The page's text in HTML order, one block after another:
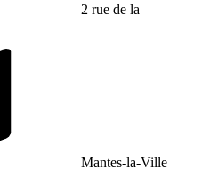
2 rue de la
Mantes-la-Ville